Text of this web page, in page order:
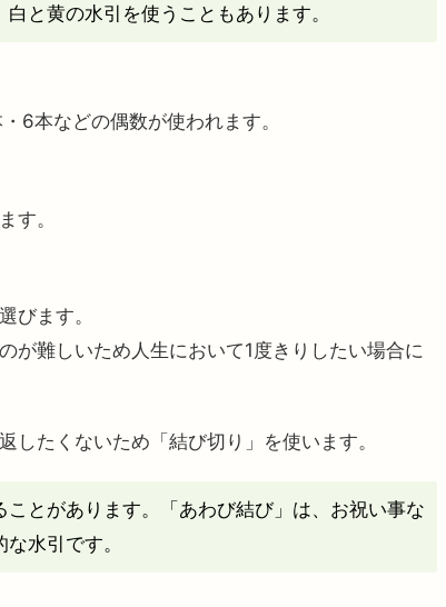
と黄の水引を使うこともあります。
6本などの偶数が使われます。
す。
びます。
が難しいため人生において1度きりしたい場合に
したくないため「結び切り」を使います。
ことがあります。「あわび結び」は、お祝い事な
水引です。